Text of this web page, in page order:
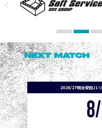
NEXT MATCH
2026/27明治安田J1